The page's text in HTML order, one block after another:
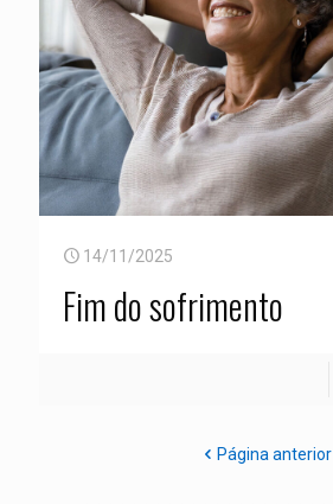
14/11/2025
Fim do sofrimento
Página anterior